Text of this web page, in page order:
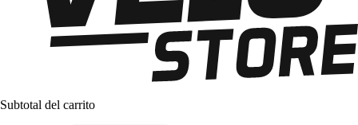
Subtotal del carrito